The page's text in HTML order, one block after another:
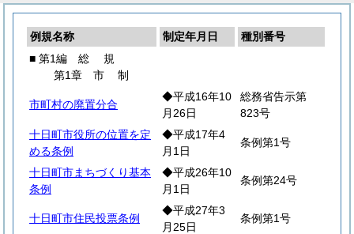
例規名称 制定年月日
種別番号
■ 第1編 総 規
第1章 市制
市町村の廃置分合
◆平成16年10
月26日
総務省告示第
823号
十日町市役所の位置を定
める条例
◆平成17年4
月1日
条例第1号
十日町市まちづくり基本
条例
◆平成26年10
月1日
条例第24号
十日町市住民投票条例
◆平成27年3
月25日
条例第1号